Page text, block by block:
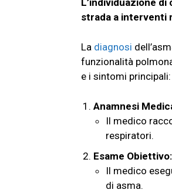
L’individuazione
strada a interventi
La diagnosi
funzionalità
e i sintomi principali:
Anamnesi
Il medico
respiratori.
Esame Obiettivo:
Il medico
di asma.